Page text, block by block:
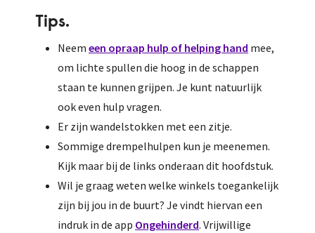
Tips.
Neem een opraap hulp of helping hand mee,
om lichte spullen die hoog in de schappen
staan te kunnen grijpen. Je kunt natuurlijk
ook even hulp vragen.
Er zijn wandelstokken met een zitje.
Sommige drempelhulpen kun je meenemen.
Kijk maar bij de links onderaan dit hoofdstuk.
Wil je graag weten welke winkels toegankelijk
zijn bij jou in de buurt? Je vindt hiervan een
indruk in de app Ongehinderd. Vrijwillige